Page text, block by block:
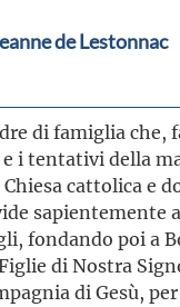
de Lestonnac
di famiglia che,
i tentativi della
cattolica e
sapientemente
fondando poi a
di Nostra
di Gesù,